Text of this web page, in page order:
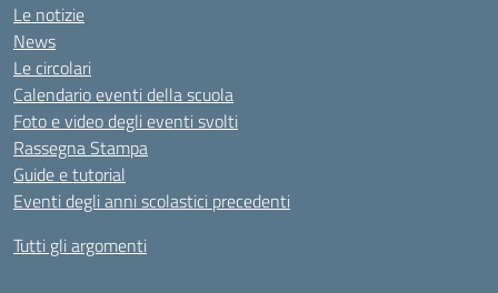
Le notizie
News
Le circolari
Calendario eventi della scuola
Foto e video degli eventi svolti
Rassegna Stampa
Guide e tutorial
Eventi degli anni scolastici precedenti
Tutti gli argomenti